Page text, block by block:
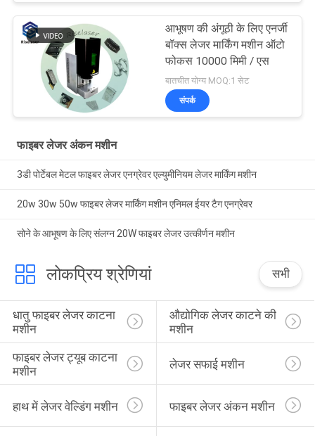
आभूषण की अंगूठी के लिए एनर्जी
बॉक्स लेजर मार्किंग मशीन ऑटो
फोकस 10000 मिमी / एस
बातचीत योग्य MOQ:1 सेट
संपर्क
फाइबर लेजर अंकन मशीन
3डी पोर्टेबल मेटल फाइबर लेजर एनग्रेवर एल्युमीनियम लेजर मार्किंग मशीन
20w 30w 50w फाइबर लेजर मार्किंग मशीन एनिमल ईयर टैग एनग्रेवर
सोने के आभूषण के लिए संलग्न 20W फाइबर लेजर उत्कीर्णन मशीन
लोकप्रिय श्रेणियां सभी
धातु फाइबर लेजर काटना
मशीन
औद्योगिक लेजर काटने की
मशीन
फाइबर लेजर ट्यूब काटना
मशीन
लेजर सफाई मशीन
हाथ में लेजर वेल्डिंग मशीन फाइबर लेजर अंकन मशीन